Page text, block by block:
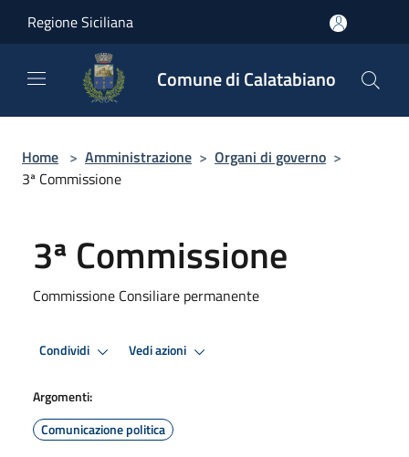
Regione Siciliana
Comune di Calatabiano
Home > Amministrazione > Organi di governo >
3ª Commissione
3ª Commissione
Commissione Consiliare permanente
Condividi Vedi azioni
Argomenti:
Comunicazione politica